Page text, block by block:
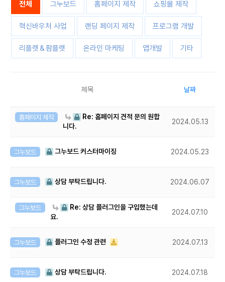
전체 그누보드 홈페이지 제작 쇼핑몰 제작
혁신바우처 사업 랜딩 페이지 제작 프로그램 개발
리플렛＆팜플렛 온라인 마케팅 앱개발 기타
제목 날짜
홈페이지 제작
Re: 홈페이지 견적 문의 원합
니다.
2024.05.13
그누보드 그누보드 커스터마이징 2024.05.23
그누보드 상담 부탁드립니다. 2024.06.07
그누보드
Re: 상담 플러그인을 구입했는데
요.
2024.07.10
그누보드 플러그인 수정 관련 2024.07.13
그누보드 상담 부탁드립니다. 2024.07.18